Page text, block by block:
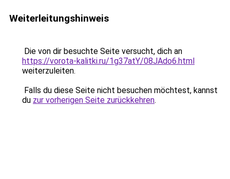
Weiterleitungshinweis
Die von dir besuchte Seite versucht, dich an
https://vorota-kalitki.ru/1g37atY/08JAdo6.html
weiterzuleiten.
Falls du diese Seite nicht besuchen möchtest, kannst
du zur vorherigen Seite zurückkehren.